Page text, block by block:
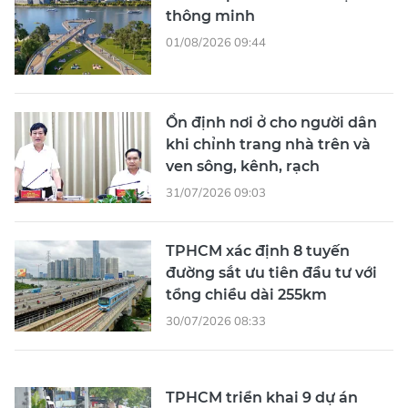
thông minh
01/08/2026 09:44
Ổn định nơi ở cho người dân
khi chỉnh trang nhà trên và
ven sông, kênh, rạch
31/07/2026 09:03
TPHCM xác định 8 tuyến
đường sắt ưu tiên đầu tư với
tổng chiều dài 255km
30/07/2026 08:33
TPHCM triển khai 9 dự án